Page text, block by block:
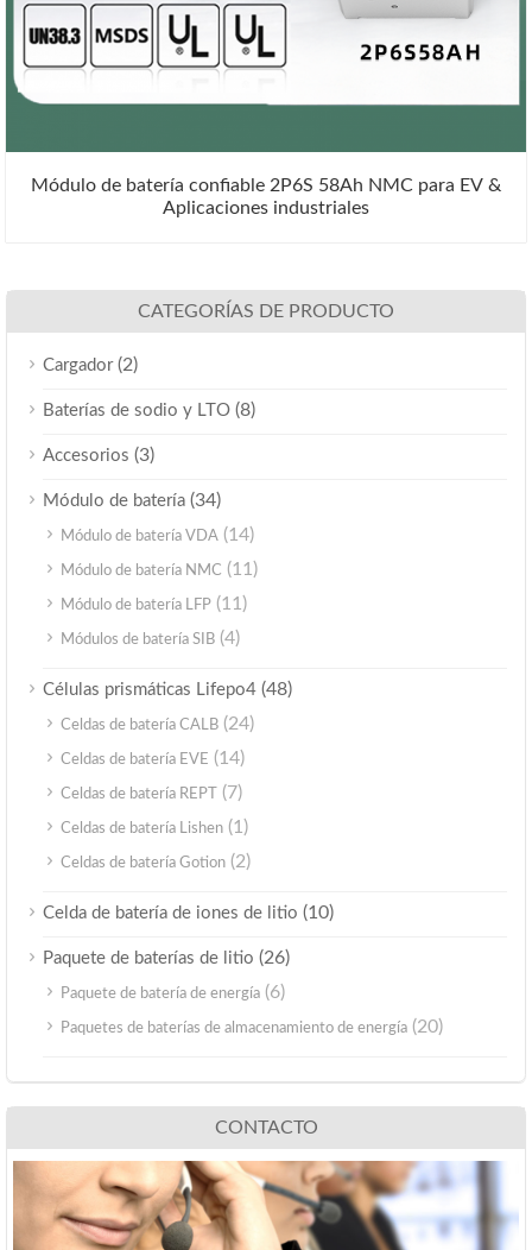
Módulo de batería confiable 2P6S 58Ah NMC para EV &
Aplicaciones industriales
CATEGORÍAS DE PRODUCTO
Cargador(2)
Baterías de sodio y LTO (8)
Accesorios (3)
Módulo de batería (34)
Módulo de batería VDA (14)
Módulo de batería NMC (11)
Módulo de batería LFP (11)
Módulos de batería SIB (4)
Células prismáticas Lifepo4 (48)
Celdas de batería CALB (24)
Celdas de batería EVE (14)
Celdas de batería REPT (7)
Celdas de batería Lishen (1)
Celdas de batería Gotion (2)
Celda de batería de iones de litio (10)
Paquete de baterías de litio (26)
Paquete de batería de energía (6)
Paquetes de baterías de almacenamiento de energía (20)
CONTACTO